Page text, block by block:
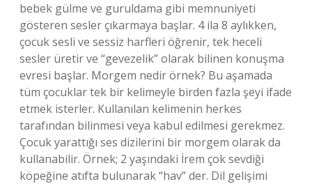
bebek gülme ve guruldama gibi memnuniyeti
gösteren sesler çıkarmaya başlar. 4 ila 8 aylıkken,
çocuk sesli ve sessiz harfleri öğrenir, tek heceli
sesler üretir ve “gevezelik” olarak bilinen konuşma
evresi başlar. Morgem nedir örnek? Bu aşamada
tüm çocuklar tek bir kelimeyle birden fazla şeyi ifade
etmek isterler. Kullanılan kelimenin herkes
tarafından bilinmesi veya kabul edilmesi gerekmez.
Çocuk yarattığı ses dizilerini bir morgem olarak da
kullanabilir. Örnek; 2 yaşındaki İrem çok sevdiği
köpeğine atıfta bulunarak “hav” der. Dil gelişimi